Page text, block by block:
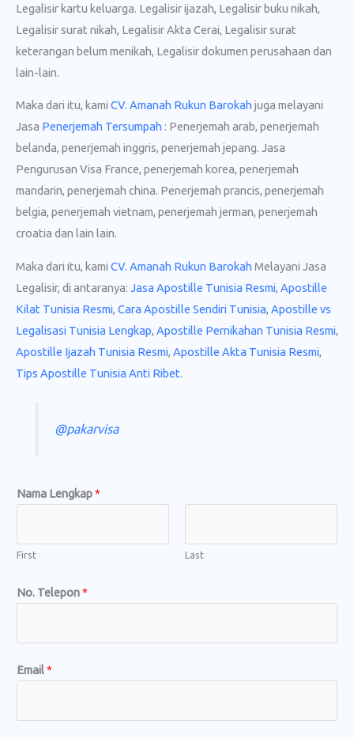
Legalisir kartu keluarga. Legalisir ijazah, Legalisir buku nikah,
Legalisir surat nikah, Legalisir Akta Cerai, Legalisir surat
keterangan belum menikah, Legalisir dokumen perusahaan dan
lain-lain.
Maka dari itu, kami CV. Amanah Rukun Barokah juga melayani
Jasa Penerjemah Tersumpah : Penerjemah arab, penerjemah
belanda, penerjemah inggris, penerjemah jepang. Jasa
Pengurusan Visa France, penerjemah korea, penerjemah
mandarin, penerjemah china. Penerjemah prancis, penerjemah
belgia, penerjemah vietnam, penerjemah jerman, penerjemah
croatia dan lain lain.
Maka dari itu, kami CV. Amanah Rukun Barokah Melayani Jasa
Legalisir, di antaranya: Jasa Apostille Tunisia Resmi, Apostille
Kilat Tunisia Resmi, Cara Apostille Sendiri Tunisia, Apostille vs
Legalisasi Tunisia Lengkap, Apostille Pernikahan Tunisia Resmi,
Apostille Ijazah Tunisia Resmi, Apostille Akta Tunisia Resmi,
Tips Apostille Tunisia Anti Ribet.
@pakarvisa
e
a
K
n
a
Nama Lengkap*
First Last
No. Telepon*
Email*